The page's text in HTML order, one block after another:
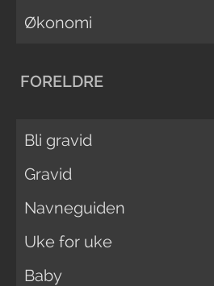
Økonomi
FORELDRE
Bli gravid
Gravid
Navneguiden
Uke for uke
Baby